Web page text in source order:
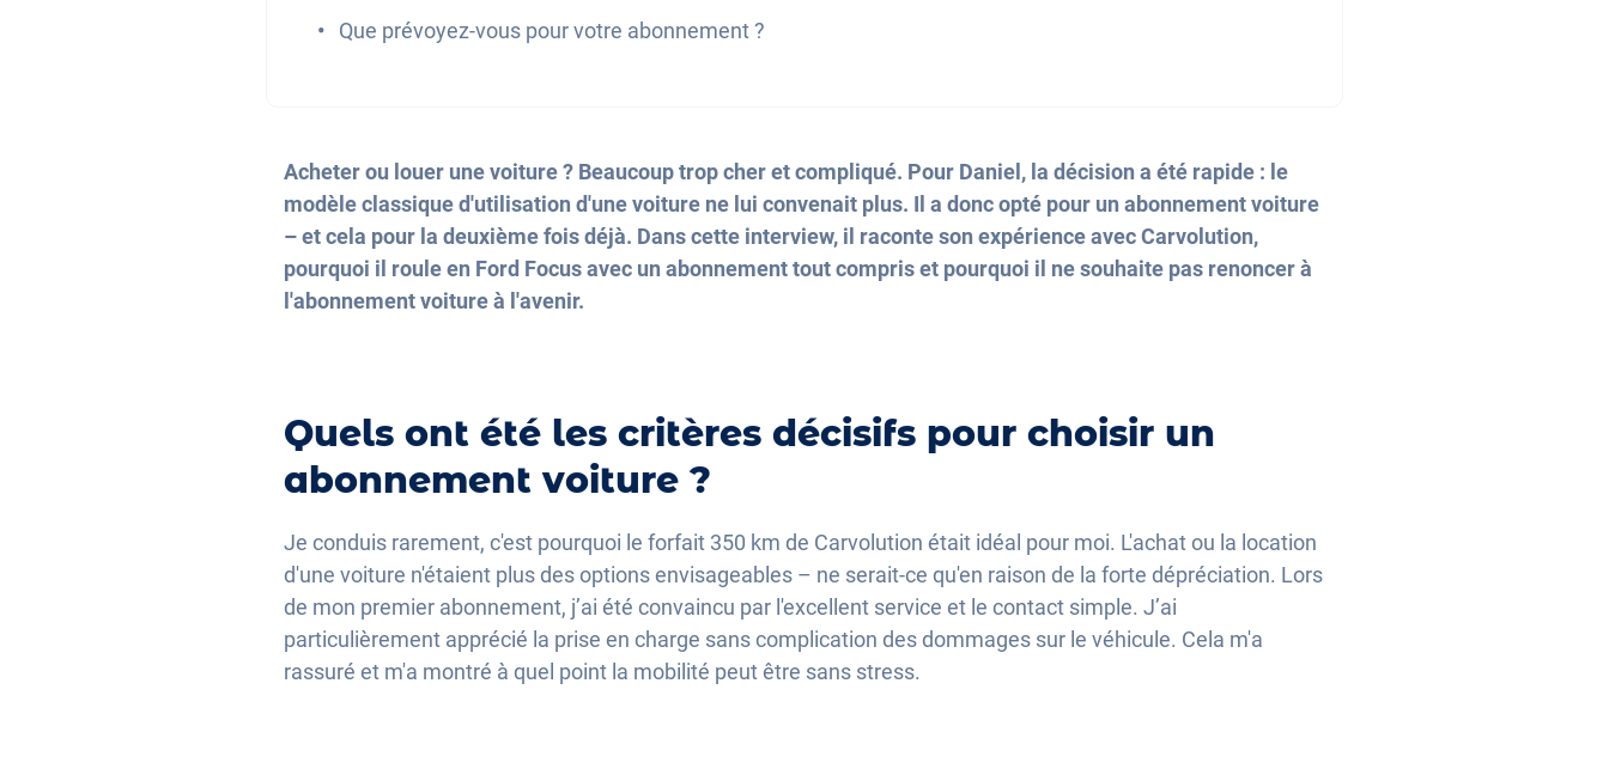
Que prévoyez-vous pour votre abonnement ?
Acheter ou louer une voiture ? Beaucoup trop cher et compliqué. Pour Daniel, la décision a été rapide : le
modèle classique d'utilisation d'une voiture ne lui convenait plus. Il a donc opté pour un abonnement voiture
– et cela pour la deuxième fois déjà. Dans cette interview, il raconte son expérience avec Carvolution,
pourquoi il roule en Ford Focus avec un abonnement tout compris et pourquoi il ne souhaite pas renoncer à
l'abonnement voiture à l'avenir.
Quels ont été les critères décisifs pour choisir un
abonnement voiture ?
Je conduis rarement, c'est pourquoi le forfait 350 km de Carvolution était idéal pour moi. L'achat ou la location
d'une voiture n'étaient plus des options envisageables – ne serait-ce qu'en raison de la forte dépréciation. Lors
de mon premier abonnement, j’ai été convaincu par l'excellent service et le contact simple. J’ai
particulièrement apprécié la prise en charge sans complication des dommages sur le véhicule. Cela m'a
rassuré et m'a montré à quel point la mobilité peut être sans stress.